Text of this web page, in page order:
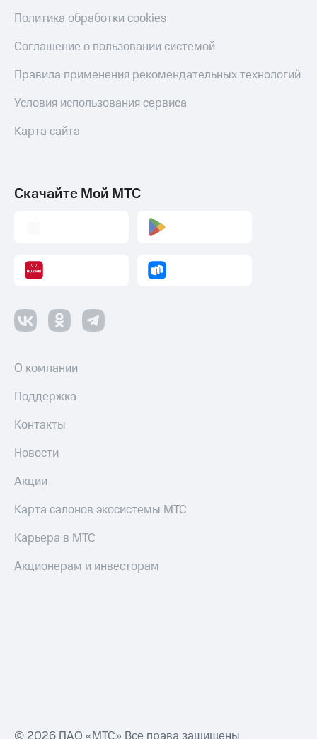
Политика обработки cookies
Соглашение о пользовании системой
Правила применения рекомендательных технологий
Условия использования сервиса
Карта сайта
Скачайте Мой МТС
О компании
Поддержка
Контакты
Новости
Акции
Карта салонов экосистемы МТС
Карьера в МТС
Акционерам и инвесторам